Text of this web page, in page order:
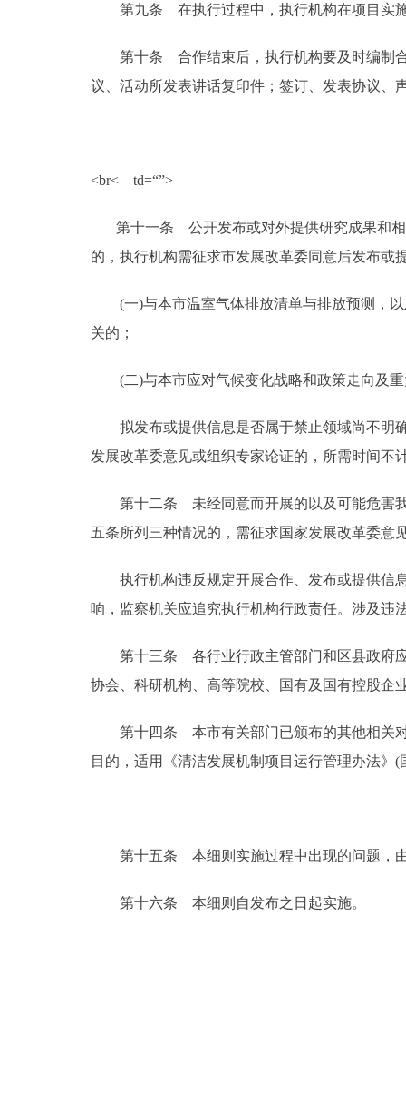
第九条 在执行过程中，执行机构在项目实施
第十条 合作结束后，执行机构要及时编制合
议、活动所发表讲话复印件；签订、发表协议、
<br< td=“”>
第十一条 公开发布或对外提供研究成果和相
的，执行机构需征求市发展改革委同意后发布或
(一)与本市温室气体排放清单与排放预测，以
关的；
(二)与本市应对气候变化战略和政策走向及重
拟发布或提供信息是否属于禁止领域尚不明确
发展改革委意见或组织专家论证的，所需时间不
第十二条 未经同意而开展的以及可能危害我
五条所列三种情况的，需征求国家发展改革委意
执行机构违反规定开展合作、发布或提供信息
响，监察机关应追究执行机构行政责任。涉及违
第十三条 各行业行政主管部门和区县政府应
协会、科研机构、高等院校、国有及国有控股企
第十四条 本市有关部门已颁布的其他相关对
目的，适用《清洁发展机制项目运行管理办法》
第十五条 本细则实施过程中出现的问题，由
第十六条 本细则自发布之日起实施。